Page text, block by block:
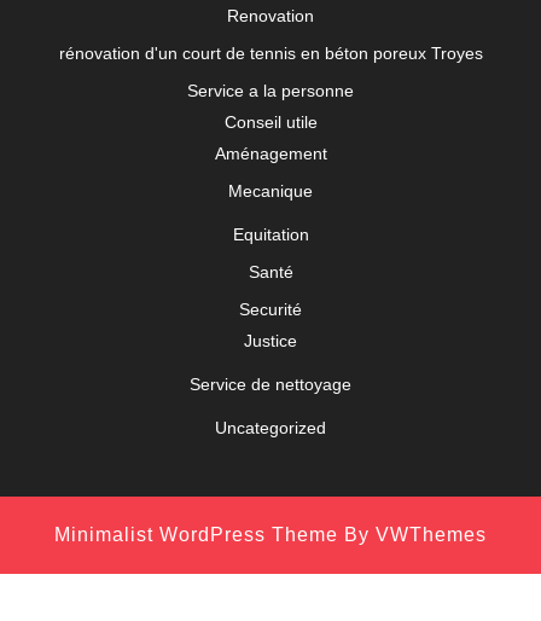
Renovation
rénovation d'un court de tennis en béton poreux Troyes
Service a la personne
Conseil utile
Aménagement
Mecanique
Equitation
Santé
Securité
Justice
Service de nettoyage
Uncategorized
Minimalist WordPress Theme By VWThemes